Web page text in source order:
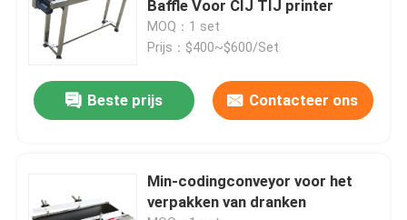
Afdrukken van etiketteringssystemen
Schuiftafel voor codering
terugspoelen machine
Baffle Voor CIJ TIJ printer
MOQ：1 set
Prijs：$400~$600/Set
Beste prijs Contacteer ons
Min-codingconveyor voor het
verpakken van dranken